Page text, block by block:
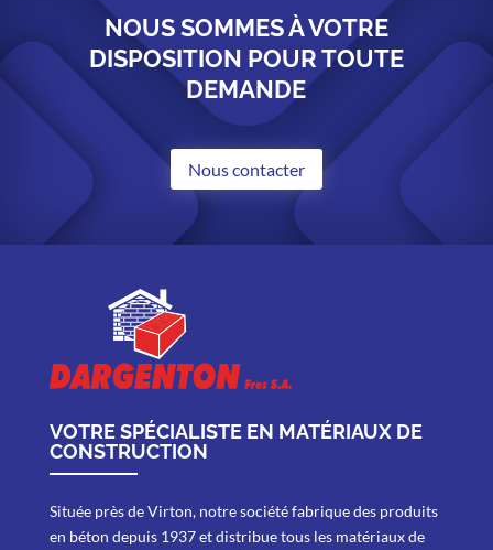
NOUS SOMMES À VOTRE
DISPOSITION POUR TOUTE
DEMANDE
Nous contacter
VOTRE SPÉCIALISTE EN MATÉRIAUX DE
CONSTRUCTION
Située près de Virton, notre société fabrique des produits
en béton depuis 1937 et distribue tous les matériaux de